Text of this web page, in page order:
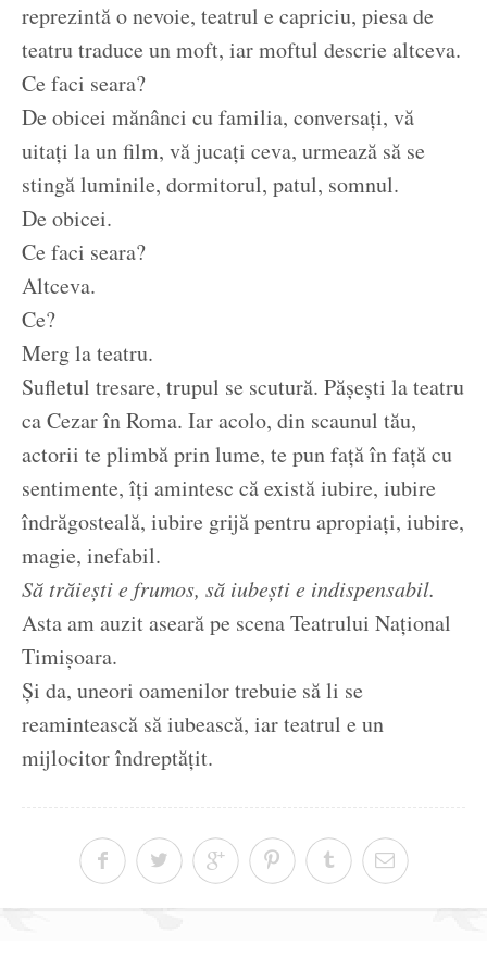
reprezintă o nevoie, teatrul e capriciu, piesa de
teatru traduce un moft, iar moftul descrie altceva.
Ce faci seara?
De obicei mănânci cu familia, conversați, vă
uitați la un film, vă jucați ceva, urmează să se
stingă luminile, dormitorul, patul, somnul.
De obicei.
Ce faci seara?
Altceva.
Ce?
Merg la teatru.
Sufletul tresare, trupul se scutură. Pășești la teatru
ca Cezar în Roma. Iar acolo, din scaunul tău,
actorii te plimbă prin lume, te pun față în față cu
sentimente, îți amintesc că există iubire, iubire
îndrăgosteală, iubire grijă pentru apropiați, iubire,
magie, inefabil.
Să trăiești e frumos, să iubești e indispensabil.
Asta am auzit aseară pe scena Teatrului Național
Timișoara.
Și da, uneori oamenilor trebuie să li se
reamintească să iubească, iar teatrul e un
mijlocitor îndreptățit.